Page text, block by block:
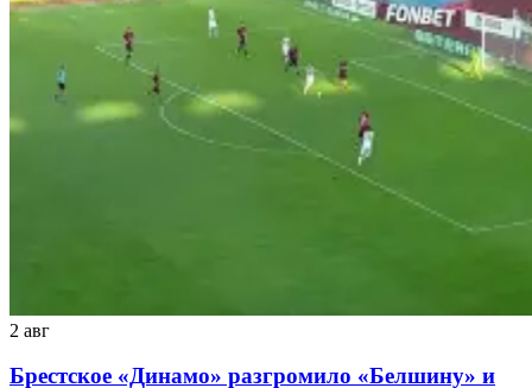
2 авг
Брестское «Динамо» разгромило «Белшину» и